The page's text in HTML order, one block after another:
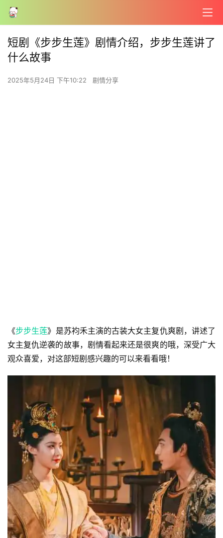
短剧《步步生莲》剧情介绍，步步生莲讲了
什么故事
2025年5月24日 下午10:22 剧情分享
《步步生莲》是苏袀禾主演的古装大女主复仇爽剧，讲述了
女主复仇逆袭的故事，剧情看起来还是很爽的哦，深受广大
观众喜爱，对这部短剧感兴趣的可以来看看哦！